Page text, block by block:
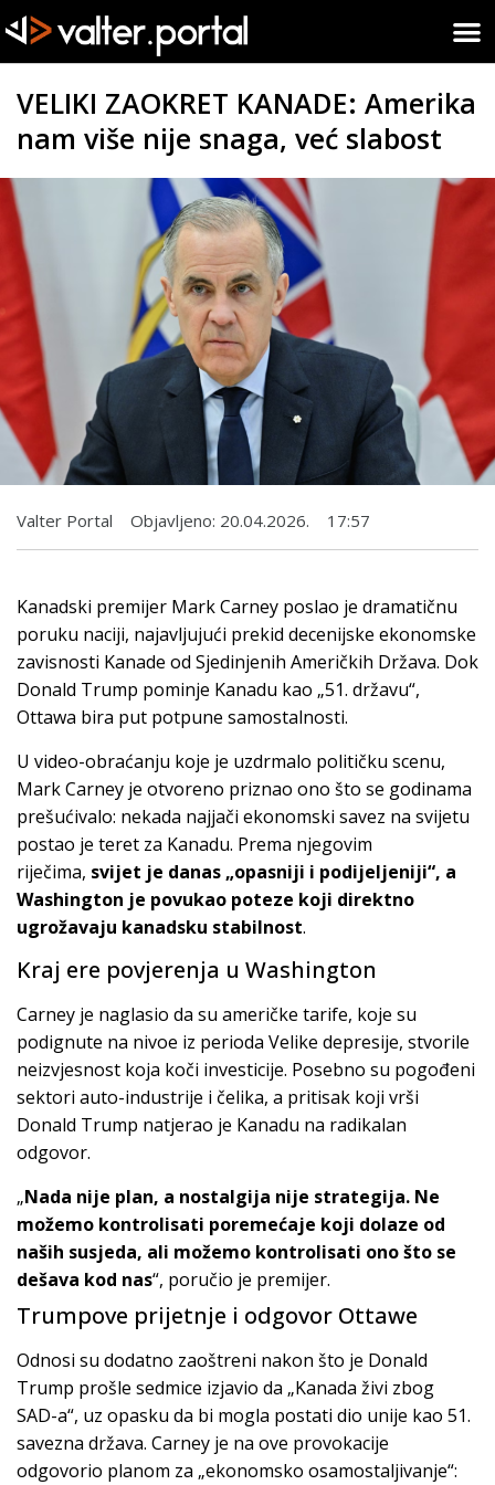
VELIKI ZAOKRET KANADE: Amerika
nam više nije snaga, već slabost
Valter Portal Objavljeno: 20.04.2026. 17:57
Kanadski premijer Mark Carney poslao je dramatičnu
poruku naciji, najavljujući prekid decenijske ekonomske
zavisnosti Kanade od Sjedinjenih Američkih Država. Dok
Donald Trump pominje Kanadu kao „51. državu“,
Ottawa bira put potpune samostalnosti.
U video-obraćanju koje je uzdrmalo političku scenu,
Mark Carney je otvoreno priznao ono što se godinama
prešućivalo: nekada najjači ekonomski savez na svijetu
postao je teret za Kanadu. Prema njegovim
riječima, svijet je danas „opasniji i podijeljeniji“, a
Washington je povukao poteze koji direktno
ugrožavaju kanadsku stabilnost.
Kraj ere povjerenja u Washington
Carney je naglasio da su američke tarife, koje su
podignute na nivoe iz perioda Velike depresije, stvorile
neizvjesnost koja koči investicije. Posebno su pogođeni
sektori auto-industrije i čelika, a pritisak koji vrši
Donald Trump natjerao je Kanadu na radikalan
odgovor.
„Nada nije plan, a nostalgija nije strategija. Ne
možemo kontrolisati poremećaje koji dolaze od
naših susjeda, ali možemo kontrolisati ono što se
dešava kod nas“, poručio je premijer.
Trumpove prijetnje i odgovor Ottawe
Odnosi su dodatno zaoštreni nakon što je Donald
Trump prošle sedmice izjavio da „Kanada živi zbog
SAD-a“, uz opasku da bi mogla postati dio unije kao 51.
savezna država. Carney je na ove provokacije
odgovorio planom za „ekonomsko osamostaljivanje“: